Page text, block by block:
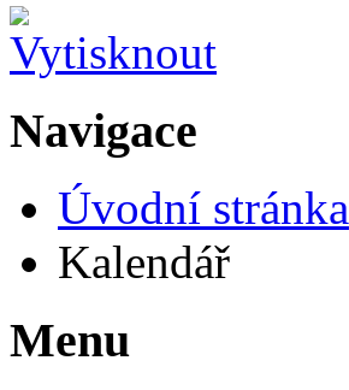
Navigace
Úvodní stránka
Kalendář
Menu